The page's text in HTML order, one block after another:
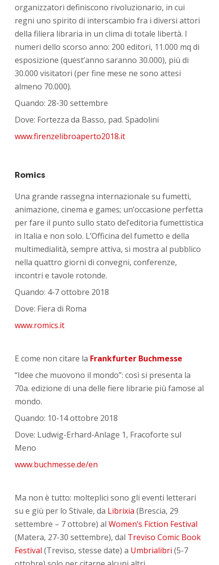
organizzatori definiscono rivoluzionario, in cui
regni uno spirito di interscambio fra i diversi attori
della filiera libraria in un clima di totale libertà. I
numeri dello scorso anno: 200 editori, 11.000 mq di
esposizione (quest’anno saranno 30.000), più di
30.000 visitatori (per fine mese ne sono attesi
almeno 70.000).
Quando: 28-30 settembre
Dove: Fortezza da Basso, pad. Spadolini
www.firenzelibroaperto2018.it
Romics
Una grande rassegna internazionale su fumetti,
animazione, cinema e games; un’occasione perfetta
per fare il punto sullo stato del’editoria fumettistica
in Italia e non solo. L’Officina del fumetto e della
multimedialità, sempre attiva, si mostra al pubblico
nella quattro giorni di convegni, conferenze,
incontri e tavole rotonde.
Quando: 4-7 ottobre 2018
Dove: Fiera di Roma
www.romics.it
E come non citare la Frankfurter Buchmesse
“Idee che muovono il mondo”: così si presenta la
70a. edizione di una delle fiere librarie più famose al
mondo.
Quando: 10-14 ottobre 2018
Dove: Ludwig-Erhard-Anlage 1, Fracoforte sul
Meno
www.buchmesse.de/en
Ma non è tutto: molteplici sono gli eventi letterari
su e giù per lo Stivale, da Librixia (Brescia, 29
settembre – 7 ottobre) alWomen’s Fiction Festival
(Matera, 27-30 settembre), dal Treviso Comic Book
Festival (Treviso, stesse date) a Umbrialibri (5-7